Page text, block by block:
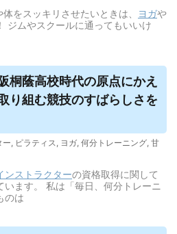
をスッキリさせたいときは、 ヨガや
ジムやスクールに通ってもいいけ
桐蔭高校時代の原点にかえ
り組む競技のすばらしさを
ー, ピラティス, ヨガ, 何分トレーニング, 甘
ンストラクターの資格取得に関して
ます。 私は「毎日、何分トレーニ
のは